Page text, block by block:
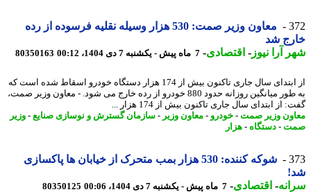
معاون وزیر صمت: 530 هزار وسیله نقلیه فرسوده از رده
شد
آرا نیوز-اقتصادی-7 ماه پیش - یکشنبه 7 دی 1404، 00:12 80350163
از ابتدای سال جاری تاکنون بیش از 174 هزار دستگاه خودرو اسقاط شده است که
به طور میانگین روزانه حدود 880 خودرو از رده خارج می شود. - معاون وزیر صمت،
از ابتدای سال جاری تاکنون بیش از 174 هزار ...
وزیر صمت-خودرو-معاون وزیر - سازمان گسترش و نوسازی صنایع-وزیر
-دستگاه-هزار
شوکه کننده: 530 هزار بمب متحرک از خیابان ها پاکسازی
- اقتصادی-7 ماه پیش - یکشنبه 7 دی 1404، 00:06 80350125